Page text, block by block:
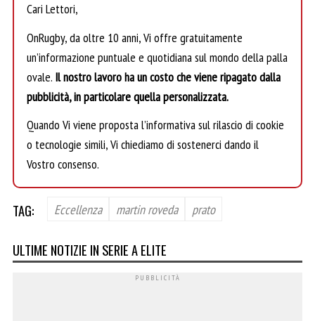
Cari Lettori,
OnRugby, da oltre 10 anni, Vi offre gratuitamente
un’informazione puntuale e quotidiana sul mondo della palla
ovale. Il nostro lavoro ha un costo che viene ripagato dalla
pubblicità, in particolare quella personalizzata.
Quando Vi viene proposta l’informativa sul rilascio di cookie
o tecnologie simili, Vi chiediamo di sostenerci dando il
Vostro consenso.
TAG: Eccellenza martin roveda prato
ULTIME NOTIZIE IN SERIE A ELITE